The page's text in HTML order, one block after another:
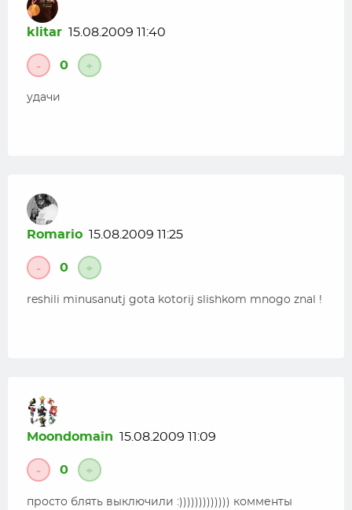
klitar 15.08.2009 11:40
- 0 +
удачи
Romario 15.08.2009 11:25
- 0 +
reshili minusanutj gota kotorij slishkom mnogo znal !
Moondomain 15.08.2009 11:09
- 0 +
просто блять выключили :))))))))))))) комменты